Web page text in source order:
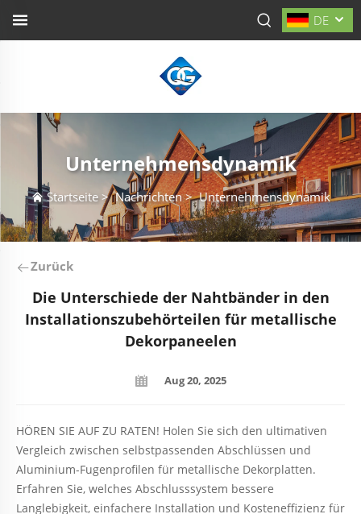
DE
Unternehmensdynamik
Startseite>Nachrichten>Unternehmensdynamik
Zurück
Die Unterschiede der Nahtbänder in den
Installationszubehörteilen für metallische
Dekorpaneelen
Aug 20, 2025
HÖREN SIE AUF ZU RATEN! Holen Sie sich den ultimativen
Vergleich zwischen selbstpassenden Abschlüssen und
Aluminium-Fugenprofilen für metallische Dekorplatten.
Erfahren Sie, welches Abschlusssystem bessere
Langlebigkeit, einfachere Installation und Kosteneffizienz für